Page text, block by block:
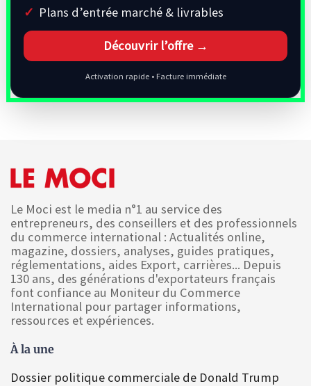
Plans d’entrée marché & livrables
Découvrir l’offre →
Activation rapide • Facture immédiate
Le Moci est le media n°1 au service des
entrepreneurs, des conseillers et des professionnels
du commerce international : Actualités online,
magazine, dossiers, analyses, guides pratiques,
réglementations, aides Export, carrières... Depuis
130 ans, des générations d'exportateurs français
font confiance au Moniteur du Commerce
International pour partager informations,
ressources et expériences.
À la une
Dossier politique commerciale de Donald Trump